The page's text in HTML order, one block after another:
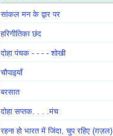
सांकल मन के द्वार पर
हरिगीतिका छंद
दोहा पंचक - - - - शोखी
चौपाइयाँ
बरसात
दोहा सप्तक. . . .मंच
रहना हो भारत में जिंदा, चुप रहिए (ग़ज़ल)